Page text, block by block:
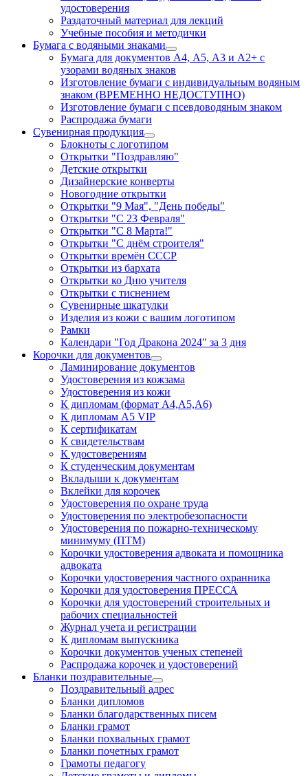
удостоверения
Раздаточный материал для лекций
Учебные пособия и методички
Бумага с водяными знаками
Бумага для документов А4, А5, А3 и А2+ с
узорами водяных знаков
Изготовление бумаги с индивидуальным водяным
знаком (ВРЕМЕННО НЕДОСТУПНО)
Изготовление бумаги с псевдоводяным знаком
Распродажа бумаги
Сувенирная продукция
Блокноты с логотипом
Открытки "Поздравляю"
Детские открытки
Дизайнерские конверты
Новогодние открытки
Открытки "9 Мая", "День победы"
Открытки "С 23 Февраля"
Открытки "С 8 Марта!"
Открытки "С днём строителя"
Открытки времён СССР
Открытки из бархата
Открытки ко Дню учителя
Открытки с тиснением
Сувенирные шкатулки
Изделия из кожи с вашим логотипом
Рамки
Календари "Год Дракона 2024" за 3 дня
Корочки для документов
Ламинирование документов
Удостоверения из кожзама
Удостоверения из кожи
К дипломам (формат А4,А5,А6)
К дипломам А5 VIP
К сертификатам
К свидетельствам
К удостоверениям
К студенческим документам
Вкладыши к документам
Вклейки для корочек
Удостоверения по охране труда
Удостоверения по электробезопасности
Удостоверения по пожарно-техническому
минимуму (ПТМ)
Корочки удостоверения адвоката и помощника
адвоката
Корочки удостоверения частного охранника
Корочки для удостоверения ПРЕССА
Корочки для удостоверений строительных и
рабочих специальностей
Журнал учета и регистрации
К дипломам выпускника
Корочки документов ученых степеней
Распродажа корочек и удостоверений
Бланки поздравительные
Поздравительный адрес
Бланки дипломов
Бланки благодарственных писем
Бланки грамот
Бланки похвальных грамот
Бланки почетных грамот
Грамоты педагогу